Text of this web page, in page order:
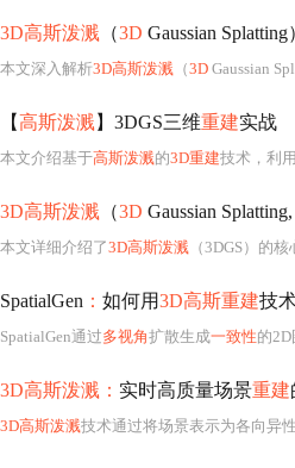
3D高斯泼溅 （3D Gaussian
本文深入解析3D高斯泼溅 （3D Gaussian Splatting）的
【高斯泼溅 】3DGS三维重建实战
本文介绍基于高斯泼溅的3D重建技术，利
3D高斯泼溅 （3D Gaussian
本文详细介绍了3D高斯泼溅 （3DGS）的
SpatialGen ： 如何用3D高斯重建技
SpatialGen通过多视角扩散生成一致性的
3D高斯泼溅： 实时高质量场景重建
3D高斯泼溅技术通过将场景表示为各向异性